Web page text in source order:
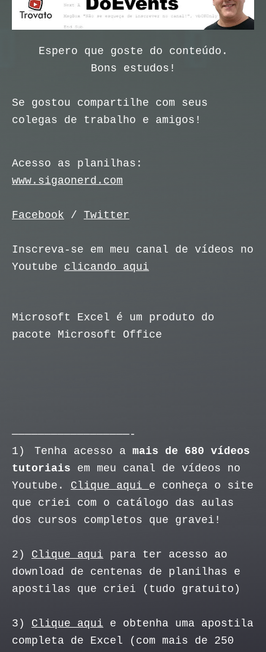
Espero que goste do conteúdo.
Bons estudos!
Se gostou compartilhe com seus
colegas de trabalho e amigos!
Acesso as planilhas:
www.sigaonerd.com
Facebook / Twitter
Inscreva-se em meu canal de vídeos no
Youtube clicando aqui
Microsoft Excel é um produto do
pacote Microsoft Office
——————————————————-
1)
Tenha acesso a mais de 680 vídeos
tutoriais em meu canal de vídeos no
Youtube. Clique aqui e conheça o site
que criei com o catálogo das aulas
dos cursos completos que gravei!
2) Clique aqui para ter acesso ao
download de centenas de planilhas e
apostilas que criei (tudo gratuito)
3) Clique aqui e obtenha uma apostila
completa de Excel (com mais de 250